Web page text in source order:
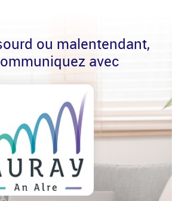
ou malentendant,
avec